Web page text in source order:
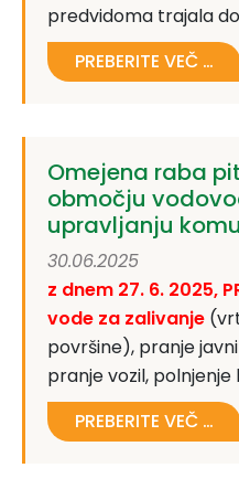
predvidoma trajala do
PREBERITE VEČ …
Omejena raba
območju
upravljanju
30.06.2025
z dnem 27. 6. 2025,
vode za zalivanje
površine), pranje
pranje vozil, polnjenje
PREBERITE VEČ …